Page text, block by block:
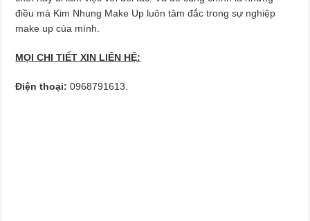
điều mà Kim Nhung Make Up luôn tâm đắc trong sự nghiệp
make up của mình.
MỌI CHI TIẾT XIN LIÊN HỆ:
Điện thoại:0968791613.